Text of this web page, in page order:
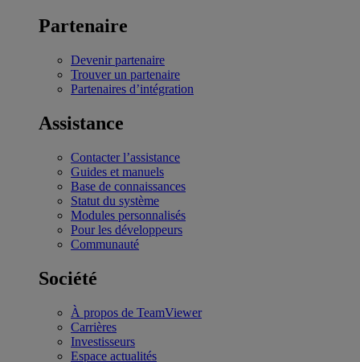
Partenaire
Devenir partenaire
Trouver un partenaire
Partenaires d’intégration
Assistance
Contacter l’assistance
Guides et manuels
Base de connaissances
Statut du système
Modules personnalisés
Pour les développeurs
Communauté
Société
À propos de TeamViewer
Carrières
Investisseurs
Espace actualités